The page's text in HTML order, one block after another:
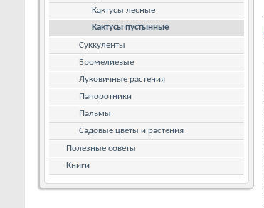
Кактусы лесные
Кактусы пустынные
Суккуленты
Бромелиевые
Луковичные растения
Папоротники
Пальмы
Садовые цветы и растения
Полезные советы
Книги